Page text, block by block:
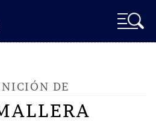
DE